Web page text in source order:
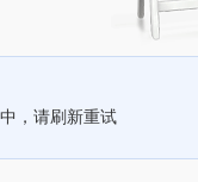
，请刷新重试